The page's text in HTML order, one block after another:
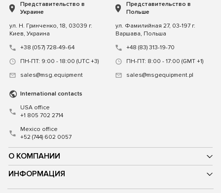
О КОМПАНИИ
ИНФОРМАЦИЯ
Представительство в
Украине
ул. Н. Гринченко, 18, 03039 г.
Киев, Украина
+38 (057) 728-49-64
ПН-ПТ: 9:00 - 18:00 (UTC +3)
sales@msg.equipment
Представительство в
Польше
ул. Фамилийная 27, 03-197 г.
Варшава, Польша
+48 (83) 313-19-70
ПН-ПТ: 8:00 - 17:00 (GMT +1)
sales@msgequipment.pl
International contacts
USA office
+1 805 702 2714
Mexico office
+52 (744) 602 0057